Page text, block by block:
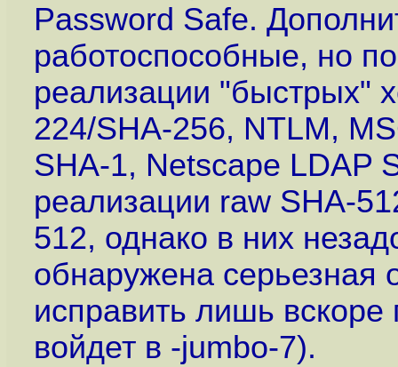
Password Safe.
работоспособные, но
реализации "быстрых"
224/SHA-256, NTLM,
SHA-1, Netscape LDAP
реализации raw SHA-
512, однако в них
обнаружена серьезная
исправить лишь
войдет в -jumbo-7).